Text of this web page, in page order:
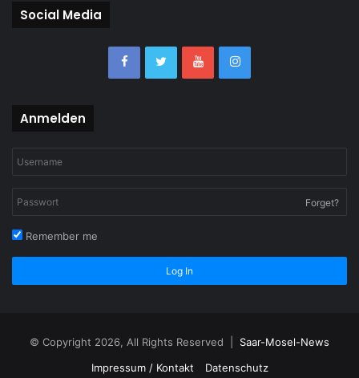
Social Media
Anmelden
Forget?
Remember me
Log In
© Copyright 2026, All Rights Reserved | Saar-Mosel-News
Impressum / Kontakt
Datenschutz